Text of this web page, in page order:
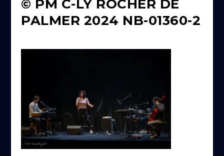
© PM C-LY ROCHER DE
PALMER 2024 NB-01360-2